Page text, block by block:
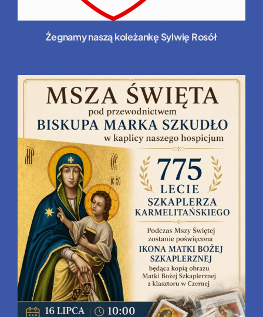
Żegnamy naszą koleżankę Sylwię Rosół